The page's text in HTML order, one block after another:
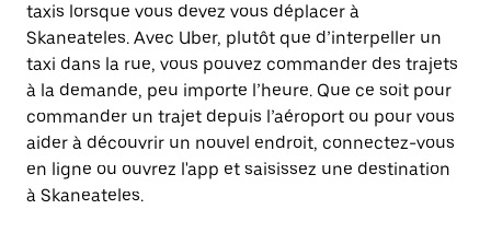
taxis lorsque vous devez vous déplacer à
Skaneateles. Avec Uber, plutôt que d’interpeller un
taxi dans la rue, vous pouvez commander des trajets
à la demande, peu importe l’heure. Que ce soit pour
commander un trajet depuis l’aéroport ou pour vous
aider à découvrir un nouvel endroit, connectez-vous
en ligne ou ouvrez l'app et saisissez une destination
à Skaneateles.